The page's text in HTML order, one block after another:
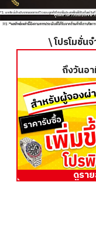
*1: ผลลัพธ์อ้างอิงจากยอดการรีวิวของลูกค้าที่สาขาในประเทศไทยได้รับตั้งแต่วั
\ โปรโมชั่น
ถึงวันอ
ดูรา